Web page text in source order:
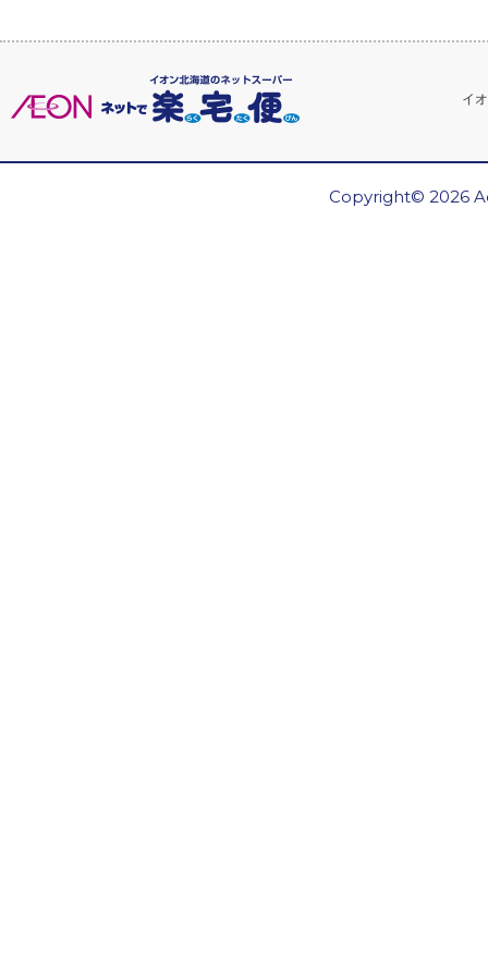
イ
Copyright© 2026